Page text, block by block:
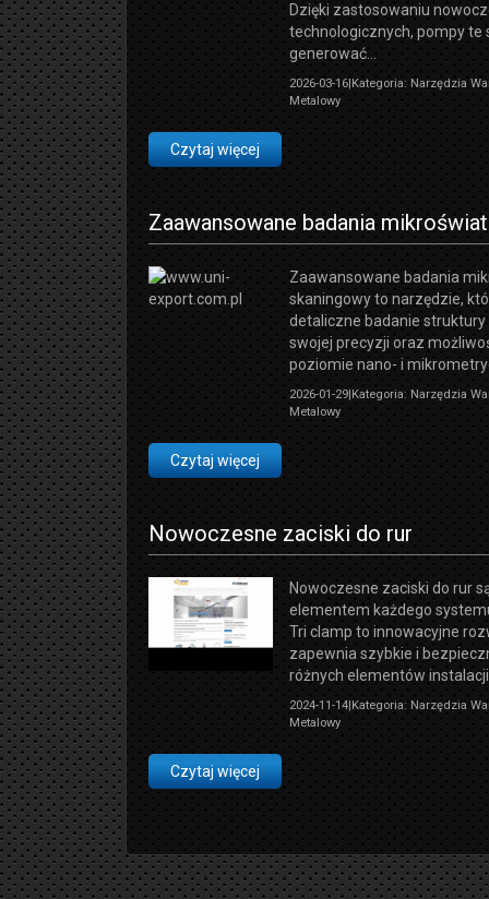
Dzięki zastosowaniu
technologicznych, pompy te
generować...
2026-03-16 Kategoria: Narzędzia
Metalowy
Czytaj więcej
Zaawansowane badania
Zaawansowane badania
skaningowy to narzędzie,
detaliczne badanie
swojej precyzji oraz
poziomie nano- i
2026-01-29 Kategoria: Narzędzia
Metalowy
Czytaj więcej
Nowoczesne zaciski do rur
Nowoczesne zaciski do rur
elementem każdego
Tri clamp to innowacyjne
zapewnia szybkie i
różnych elementów
2024-11-14 Kategoria: Narzędzia
Metalowy
Czytaj więcej